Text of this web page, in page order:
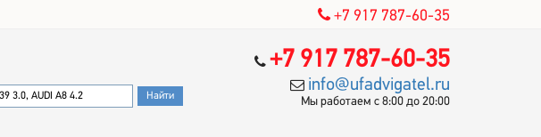
+7 917 787-60-35
+7 917 787-60-35
info@ufadvigatel.ru
Мы работаем с 8:00 до 20:00